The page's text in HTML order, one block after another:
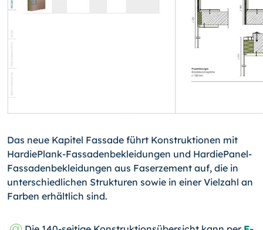
Das neue Kapitel Fassade führt Konstruktionen mit
HardiePlank-Fassadenbekleidungen und HardiePanel-
Fassadenbekleidungen aus Faserzement auf, die in
unterschiedlichen Strukturen sowie in einer Vielzahl an
Farben erhältlich sind.